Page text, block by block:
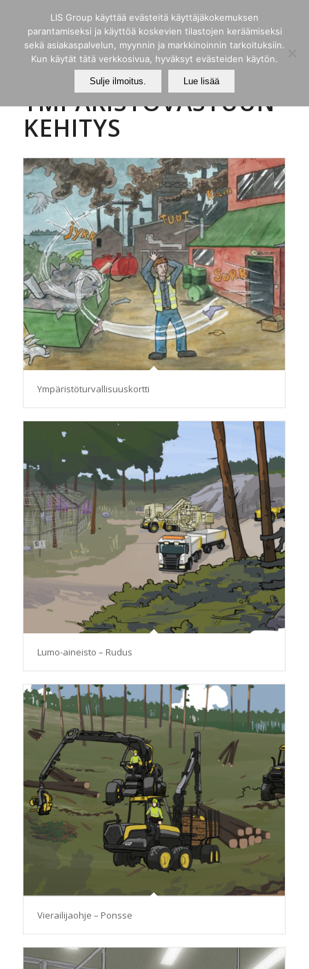
YMPÄRISTÖVASTUUN
KEHITYS
Ympäristöturvallisuuskortti
Lumo-aineisto – Rudus
Vierailijaohje – Ponsse
LIS Group käyttää evästeitä käyttäjäkokemuksen
parantamiseksi ja käyttöä koskevien tilastojen keräämiseksi
sekä asiakaspalvelun, myynnin ja markkinoinnin tarkoituksiin.
Kun käytät tätä verkkosivua, hyväksyt evästeiden käytön.
Sulje ilmoitus. Lue lisää